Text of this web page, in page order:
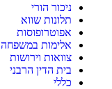
ניכור הורי
תלונות שווא
אפוטרופוסות
אלימות במשפחה
צוואות וירושות
בית הדין הרבני
כללי